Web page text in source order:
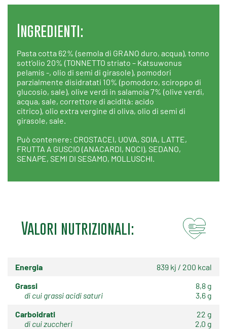
Ingredienti:
Pasta cotta 62% (semola di GRANO duro, acqua), tonno
sott’olio 20% (TONNETTO striato – Katsuwonus
pelamis -, olio di semi di girasole), pomodori
parzialmente disidratati 10% (pomodoro, sciroppo di
glucosio, sale), olive verdi in salamoia 7% (olive verdi,
acqua, sale, correttore di acidità: acido
citrico), olio extra vergine di oliva, olio di semi di
girasole, sale.
Può contenere: CROSTACEI, UOVA, SOIA, LATTE,
FRUTTA A GUSCIO (ANACARDI, NOCI), SEDANO,
SENAPE, SEMI DI SESAMO, MOLLUSCHI.
Valori nutrizionali:
Energia
839 kj / 200 kcal
Grassi
di cui grassi acidi saturi
8,8 g
3,6 g
Carboidrati
di cui zuccheri
22 g
2,0 g